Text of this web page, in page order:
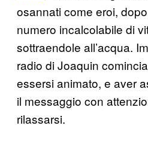
osannati come eroi,
numero incalcolabile di
sottraendole all’acqua.
radio di Joaquin
essersi animato, e aver
il messaggio con
rilassarsi.